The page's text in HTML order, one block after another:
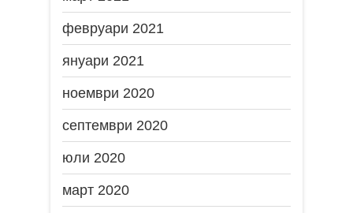
февруари 2021
януари 2021
ноември 2020
септември 2020
юли 2020
март 2020